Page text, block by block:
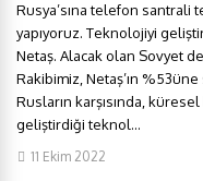
Rusya’sına telefon
yapıyoruz. Teknolojiyi
Netaş. Alacak olan Sovyet
Rakibimiz, Netaş’ın
Rusların karşısında,
geliştirdiği teknol...
11 Ekim 2022